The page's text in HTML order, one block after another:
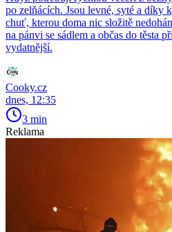
po zelňácích. Jsou levné, syté a díky
chuť, kterou doma nic složitě
na pánvi se sádlem a občas do těsta
vydatnější.
Cooky.cz
dnes, 12:35
3 min
Reklama